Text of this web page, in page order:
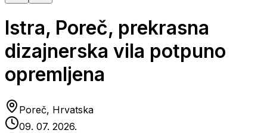
Istra, Poreč, prekrasna
dizajnerska vila potpuno
opremljena
Poreč, Hrvatska
09. 07. 2026.